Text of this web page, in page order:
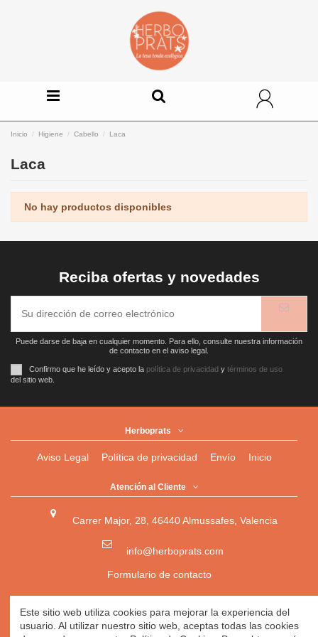
Inicio Higiene Cabello Laca
Laca
No hay productos disponibles
Reciba ofertas y novedades
Puede darse de baja en cualquier momento. Para ello, consulte nuestra información
de contacto en el aviso legal.
Confirmo que he leído y acepto la política de privacidad y términos de uso
del sitio web.
Herboprats
Aviso Legal Política de privacidad Envío Inicio
Atención al Cliente
Carrer Major, 28, 46440 Almussafes, Valencia
info@herboprats.com
Formulario de contacto
Herbolario|Herboristería|Tienda Ecológica Online|
Herbodietética |Tienda Online de Productos Naturales|
Este sitio web utiliza cookies para mejorar la experiencia del
usuario. Al utilizar nuestro sitio web, aceptas todas las cookies